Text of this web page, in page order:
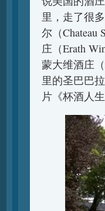
里，走了很
尔（Chateau
庄（Erath
蒙大维酒庄
里的圣巴巴
片《杯酒人